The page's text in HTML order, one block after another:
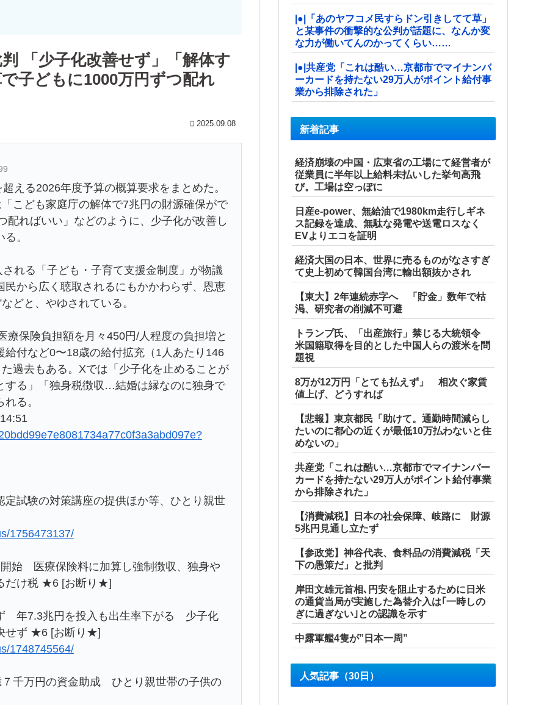
「少子化改善せず」「解体す
子どもに1000万円ずつ配れ
2025.09.08
える2026年度予算の概算要求をまとめた。
こども家庭庁の解体で7兆円の財源確保がで
ればいい」などのように、少子化が改善し
。
れる「子ども・子育て支援金制度」が物議
から広く聴取されるにもかかわらず、恩恵
どと、やゆされている。
保険負担額を月々450円/人程度の負担増と
付など0〜18歳の給付拡充（1人あたり146
過去もある。Xでは「少子化を止めることが
する」「独身税徴収…結婚は縁なのに独身で
る。
試験の対策講座の提供ほか等、ひとり親世
1756473137/
始 医療保険料に加算し強制徴収、独身や
だけ税 ★6 [お断り★]
年7.3兆円を投入も出生率下がる 少子化
せず ★6 [お断り★]
1748745564/
千万円の資金助成 ひとり親世帯の子供の
|●|「あのヤフコメ民すらドン引きしてて草」
と某事件の衝撃的な公判が話題に、なんか変
な力が働いてんのかってくらい……
|●|共産党「これは酷い…京都市でマイナンバ
ーカードを持たない29万人がポイント給付事
業から排除された」
新着記事
経済崩壊の中国・広東省の工場にて経営者が
従業員に半年以上給料未払いした挙句高飛
び。工場は空っぽに
日産e-power、無給油で1980km走行しギネ
ス記録を達成、無駄な発電や送電ロスなく
EVよりエコを証明
経済大国の日本、世界に売るものがなさすぎ
て史上初めて韓国台湾に輸出額抜かされ
【東大】2年連続赤字へ 「貯金」数年で枯
渇、研究者の削減不可避
トランプ氏、「出産旅行」禁じる大統領令
米国籍取得を目的とした中国人らの渡米を問
題視
8万が12万円「とても払えず」 相次ぐ家賃
値上げ、どうすれば
【悲報】東京都民「助けて。通勤時間減らし
たいのに都心の近くが最低10万払わないと住
めないの」
共産党「これは酷い…京都市でマイナンバー
カードを持たない29万人がポイント給付事業
から排除された」
【消費減税】日本の社会保障、岐路に 財源
5兆円見通し立たず
【参政党】神谷代表、食料品の消費減税「天
下の愚策だ」と批判
岸田文雄元首相､円安を阻止するために日米
の通貨当局が実施した為替介入は｢一時しの
ぎに過ぎない｣との認識を示す
中露軍艦4隻が”日本一周”
人気記事（30日）